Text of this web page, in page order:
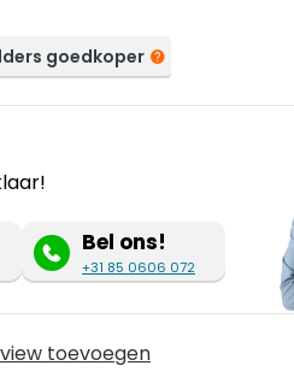
goedkoper
Bel ons!
+31 85 0606 072
toevoegen